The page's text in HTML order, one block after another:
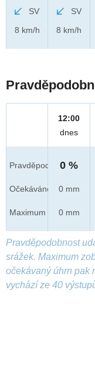
SV
8 km/h
SV
8 km/h
Pravděpod.
Očekáváno
Maximum
12:00
dnes
0 %
0 mm
0 mm
Pravděpodobnost
srážek. Maximum
očekávaný úhrn pak
vychází ze 40